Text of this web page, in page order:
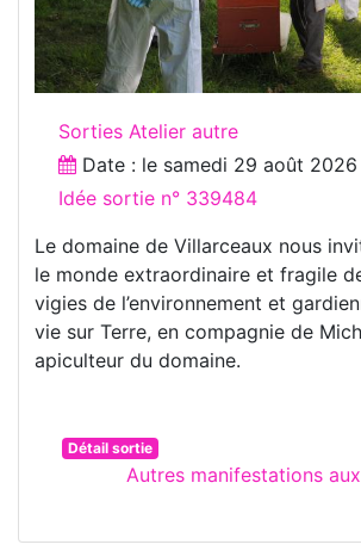
Sorties Atelier autre
Date : le samedi 29 août 2026
Idée sortie n° 339484
Le domaine de Villarceaux nous
le monde extraordinaire et fragile
vigies de l’environnement et
vie sur Terre, en compagnie de
apiculteur du domaine.
Détail sortie
Autres manifestations